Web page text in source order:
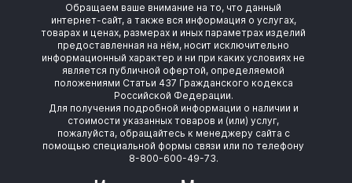
Обращаем ваше внимание на то, что данный
интернет-сайт, а также вся информация о услугах,
товарах и ценах, размерах и иных параметрах изделий
предоставленная на нём, носит исключительно
информационный характер и ни при каких условиях не
является публичной офертой, определяемой
положениями Статьи 437 Гражданского кодекса
Российской Федерации.
Для получения подробной информации о наличии и
стоимости указанных товаров и (или) услуг,
пожалуйста, обращайтесь к менеджеру сайта с
помощью специальной формы связи или по телефону
8-800-600-49-73.